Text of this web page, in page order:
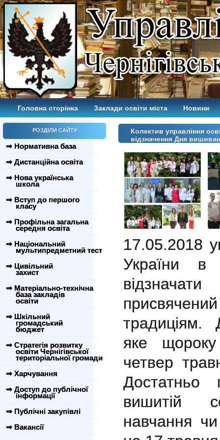
Головна сторінка Заклади освіти міста Новини
РОЗДІЛИ САЙТУ
⇒ Нормативна база
⇒ Дистанційна освіта
⇒ Нова українська
школа
⇒ Вступ до першого
класу
⇒ Профільна загальна
середня освіта
⇒ Національний
мультипредметний тест
⇒ Цивільний
захист
⇒ Матеріально-технічна
база закладів
освіти
⇒ Шкільний
громадський
бюджет
⇒ Стратегія розвитку
освіти Чернігівської
територіальної громади
⇒ Харчування
⇒ Доступ до публічної
інформації
⇒ Публічні закупівлі
⇒ Вакансії
Колектив управління
відзначення Дня
17.05.2018
України в
присвячений
традиціям.
яке
четвер
Достатньо
вишитій
навчання